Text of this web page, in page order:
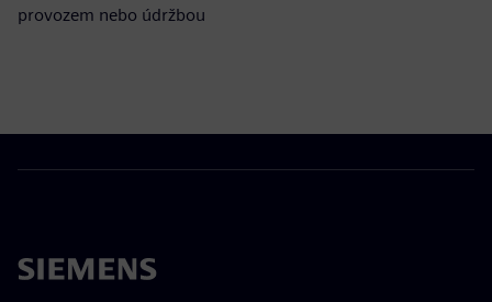
provozem nebo údržbou